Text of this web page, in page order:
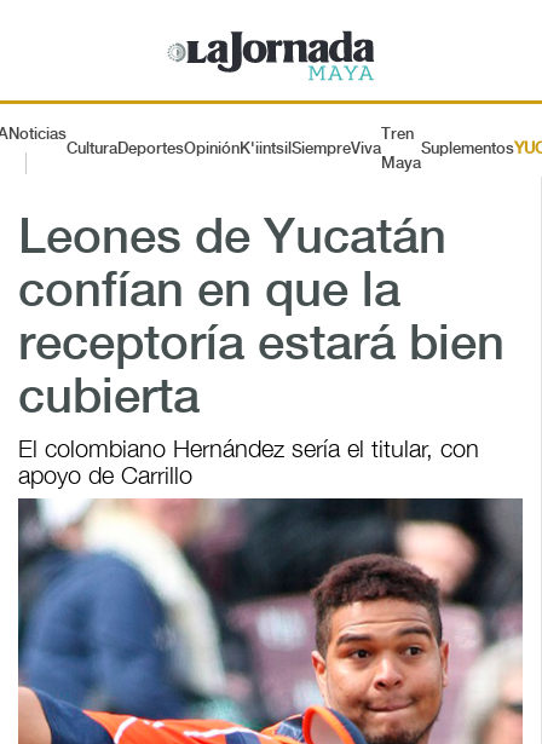
Noticias
CulturaDeportesOpiniónK'iintsil SiempreViva
Tren
Maya
Suplementos
Leones de Yucatán
confían en que la
receptoría estará bien
cubierta
El colombiano Hernández sería el titular, con
apoyo de Carrillo